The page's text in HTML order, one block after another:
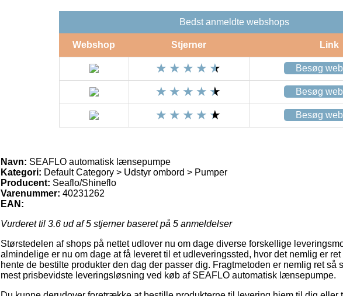
Bedst anmeldte webshops
Webshop Stjerner Link
Besøg
Besøg
Besøg
Navn: SEAFLO automatisk lænsepumpe
Kategori: Default Category > Udstyr ombord > Pumper
Producent: Seaflo/Shineflo
Varenummer: 40231262
EAN:
Vurderet til 3.6 ud af 5 stjerner baseret på 5 anmeldelser
Størstedelen af shops på nettet udlover nu om dage diverse forskellige
almindelige er nu om dage at få leveret til et udleveringssted, hvor det nemlig er
hente de bestilte produkter den dag der passer dig. Fragtmetoden er nemlig ret så
mest prisbevidste leveringsløsning ved køb af SEAFLO automatisk lænsepumpe.